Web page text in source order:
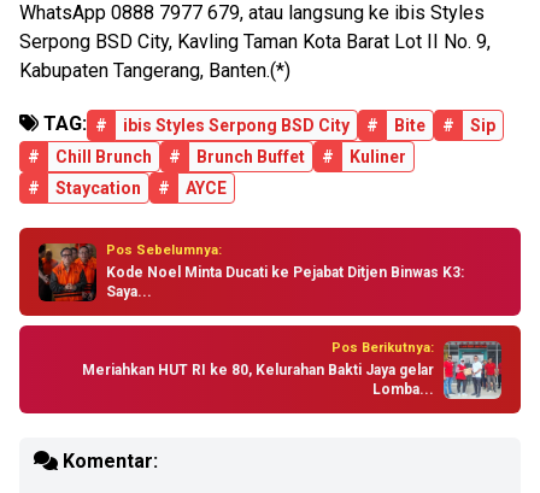
WhatsApp 0888 7977 679, atau langsung ke ibis Styles
Serpong BSD City, Kavling Taman Kota Barat Lot II No. 9,
Kabupaten Tangerang, Banten.(*)
TAG: # ibis Styles Serpong BSD City # Bite #
Sip
#
Chill Brunch # Brunch Buffet #
Kuliner
#
Staycation # AYCE
Pos Sebelumnya:
Kode Noel Minta Ducati ke Pejabat Ditjen Binwas K3:
Saya...
Pos Berikutnya:
Meriahkan HUT RI ke 80, Kelurahan Bakti Jaya gelar
Lomba...
Komentar: